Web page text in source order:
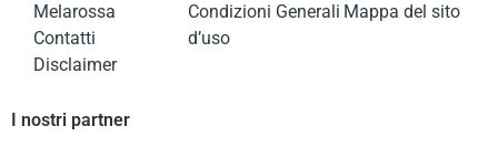
Melarossa
Contatti
Disclaimer
Condizioni Generali
d’uso
Mappa del sito
I nostri partner